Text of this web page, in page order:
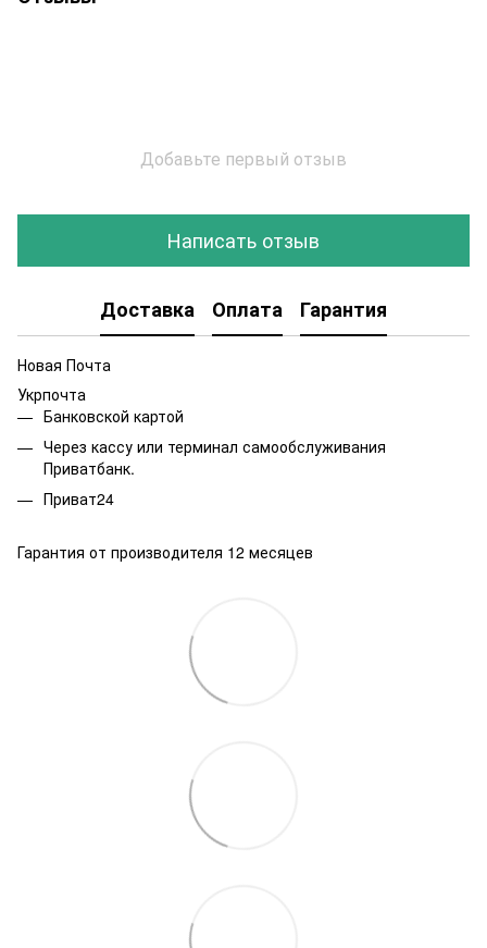
Добавьте первый отзыв
Написать отзыв
Доставка Оплата Гарантия
Новая Почта
Укрпочта
Банковской картой
Через кассу или терминал самообслуживания
Приватбанк.
Приват24
Гарантия от производителя 12 месяцев